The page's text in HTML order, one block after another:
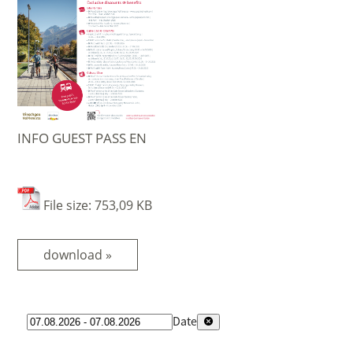
INFO GUEST PASS EN
File size: 753,09 KB
download »